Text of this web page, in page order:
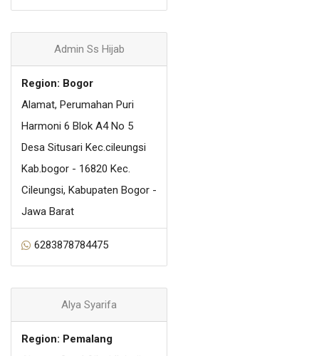
Admin Ss Hijab
Region: Bogor
Alamat, Perumahan Puri
Harmoni 6 Blok A4 No 5
Desa Situsari Kec.cileungsi
Kab.bogor - 16820 Kec.
Cileungsi, Kabupaten Bogor -
Jawa Barat
6283878784475
Alya Syarifa
Region: Pemalang